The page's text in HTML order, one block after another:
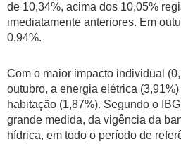
de 10,34%, acima dos 10,05%
imediatamente anteriores. Em
0,94%.
Com o maior impacto individual
outubro, a energia elétrica
habitação (1,87%). Segundo o
grande medida, da vigência da
hídrica, em todo o período de